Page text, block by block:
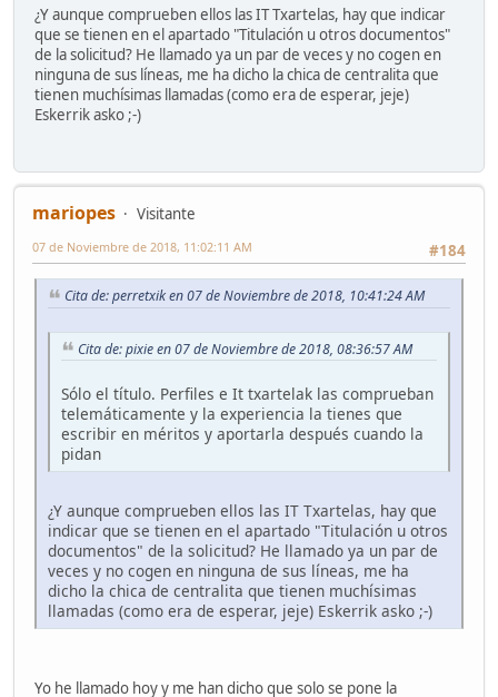
¿Y aunque comprueben ellos las IT Txartelas, hay que indicar
que se tienen en el apartado "Titulación u otros documentos"
de la solicitud? He llamado ya un par de veces y no cogen en
ninguna de sus líneas, me ha dicho la chica de centralita que
tienen muchísimas llamadas (como era de esperar, jeje)
Eskerrik asko ;-)
mariopes
Visitante
#184
07 de Noviembre de 2018, 11:02:11 AM
Cita de: perretxik en 07 de Noviembre de 2018, 10:41:24 AM
Cita de: pixie en 07 de Noviembre de 2018, 08:36:57 AM
Sólo el título. Perfiles e It txartelak las comprueban
telemáticamente y la experiencia la tienes que
escribir en méritos y aportarla después cuando la
pidan
¿Y aunque comprueben ellos las IT Txartelas, hay que
indicar que se tienen en el apartado "Titulación u otros
documentos" de la solicitud? He llamado ya un par de
veces y no cogen en ninguna de sus líneas, me ha
dicho la chica de centralita que tienen muchísimas
llamadas (como era de esperar, jeje) Eskerrik asko ;-)
Yo he llamado hoy y me han dicho que solo se pone la